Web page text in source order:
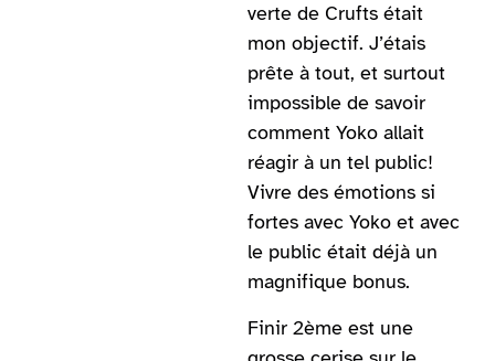
verte de Crufts était
mon objectif. J’étais
prête à tout, et surtout
impossible de savoir
comment Yoko allait
réagir à un tel public!
Vivre des émotions si
fortes avec Yoko et avec
le public était déjà un
magnifique bonus.
Finir 2ème est une